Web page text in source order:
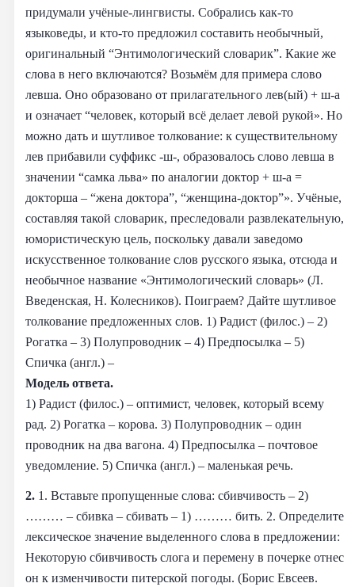
придумали учёные-лингвисты. Собрались как-то
языковеды, и кто-то предложил составить необычный,
оригинальный “Энтимологический словарик”. Какие же
слова в него включаются? Возьмём для примера слово
левша. Оно образовано от прилагательного лев(ый) + ш-а
и означает “человек, который всё делает левой рукой». Но
можно дать и шутливое толкование: к существительному
лев прибавили суффикс -ш-, образовалось слово левша в
значении “самка льва» по аналогии доктор + ш-а =
докторша – “жена доктора”, “женщина-доктор”». Учёные,
составляя такой словарик, преследовали развлекательную,
юмористическую цель, поскольку давали заведомо
искусственное толкование слов русского языка, отсюда и
необычное название «Энтимологический словарь» (Л.
Введенская, Н. Колесников). Поиграем? Дайте шутливое
толкование предложенных слов. 1) Радист (филос.) – 2)
Рогатка – 3) Полупроводник – 4) Предпосылка – 5)
Спичка (англ.) –
Модель ответа.
1) Радист (филос.) – оптимист, человек, который всему
рад. 2) Рогатка – корова. 3) Полупроводник – один
проводник на два вагона. 4) Предпосылка – почтовое
уведомление. 5) Спичка (англ.) – маленькая речь.
2. 1. Вставьте пропущенные слова: сбивчивость – 2)
……… – сбивка – сбивать – 1) ……… бить. 2. Определите
лексическое значение выделенного слова в предложении:
Некоторую сбивчивость слога и перемену в почерке отнес
он к изменчивости питерской погоды. (Борис Евсеев.